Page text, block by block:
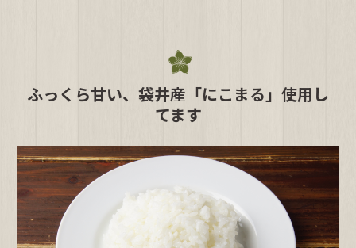
ふっくら甘い、袋井産「にこまる」使用し
てます